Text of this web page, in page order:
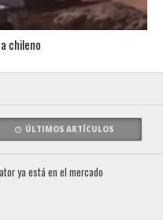
chileno
ÚLTIMOS ARTÍCULOS
ya está en el mercado